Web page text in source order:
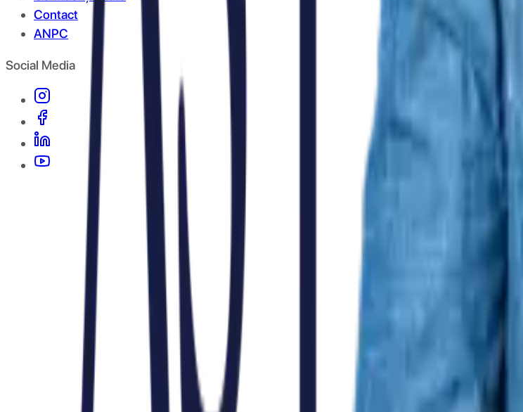
Contact
ANPC
Social Media